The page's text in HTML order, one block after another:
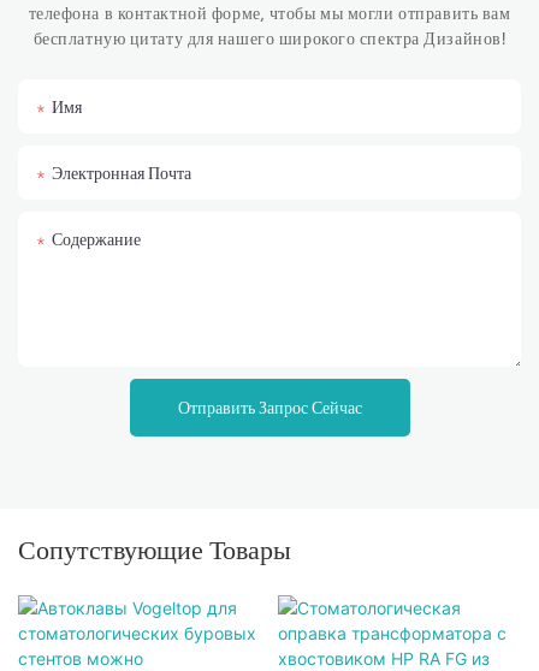
телефона в контактной форме, чтобы мы могли отправить вам
бесплатную цитату для нашего широкого спектра Дизайнов!
Имя
Электронная Почта
Содержание
Отправить Запрос Сейчас
Сопутствующие Товары